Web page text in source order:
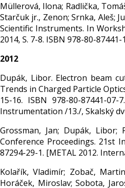
Müllerová, Ilona; Radlička,
Starčuk jr., Zenon; Srnka, Aleš;
Scientific Instruments. In
2014, S. 7-8. ISBN 978-80-
2012
Dupák, Libor. Electron beam
Trends in Charged Particle
15-16. ISBN 978-80-87441-
Instrumentation /13./, Skalský
Grossman, Jan; Dupák,
Conference Proceedings. 21st
87294-29-1. [METAL 2012.
Kolařík, Vladimír; Zobač,
Horáček, Miroslav; Sobota,